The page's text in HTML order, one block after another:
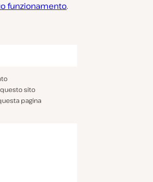
funzionamento.
sito
pagina